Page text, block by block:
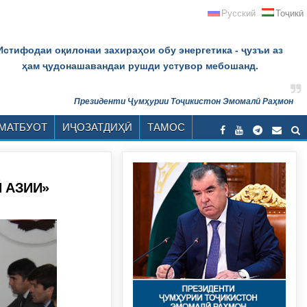
Русский Тоҷикӣ
оқилонаи захираҳои обу энергетика - ҷузъи аз
ҳам ҷудонашавандаи рушди устувор мебошанд.
Президенти Ҷумҳурии Тоҷикистон Эмомалӣ Раҳмон
ИҶОЗАТДИҲӢ ТАМОС
АЗИИ»